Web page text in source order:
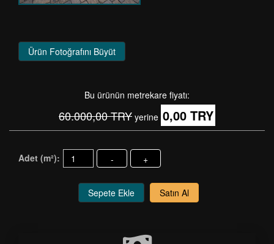
Ürün Fotoğrafını Büyüt
Bu ürünün metrekare fiyatı:
60.000,00 TRY yerine 0,00 TRY
Adet (m²): - +
Sepete Ekle Satın Al